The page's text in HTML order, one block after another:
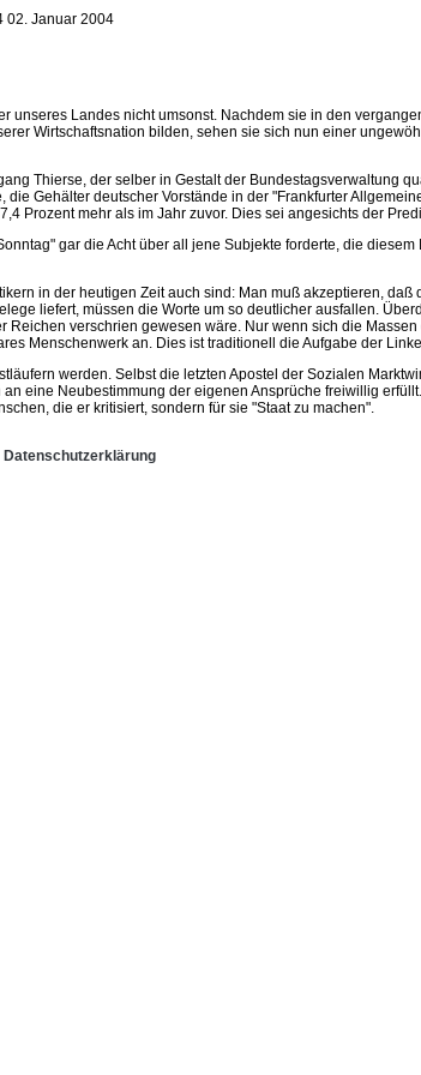
02. Januar 2004
unseres Landes nicht umsonst. Nachdem sie in den
Wirtschaftsnation bilden, sehen sie sich nun einer
Thierse, der selber in Gestalt der
Gehälter deutscher Vorstände in der "Frankfurter
Prozent mehr als im Jahr zuvor. Dies sei angesichts der
gar die Acht über all jene Subjekte forderte, die
in der heutigen Zeit auch sind: Man muß akzeptieren,
liefert, müssen die Worte um so deutlicher ausfallen.
verschrien gewesen wäre. Nur wenn sich die
Menschenwerk an. Dies ist traditionell die Aufgabe der
werden. Selbst die letzten Apostel der Sozialen
eine Neubestimmung der eigenen Ansprüche freiwillig
die er kritisiert, sondern für sie "Staat zu machen".
Datenschutzerklärung